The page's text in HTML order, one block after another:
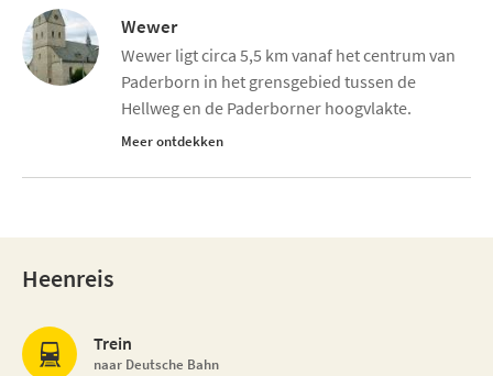
Wewer
Wewer ligt circa 5,5 km vanaf het centrum van
Paderborn in het grensgebied tussen de
Hellweg en de Paderborner hoogvlakte.
Meer ontdekken
Heenreis
Trein
naar Deutsche Bahn